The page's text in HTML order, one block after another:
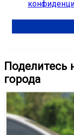
Поделитесь
города